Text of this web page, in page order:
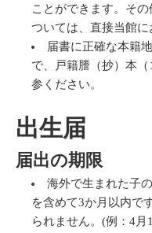
ことができます。そ
ついては、直接当館に
届書に正確な本籍
で、戸籍謄（抄）本
参ください。
出生届
届出の期限
海外で生まれた子
を含めて3か月以内で
られません。(例：4